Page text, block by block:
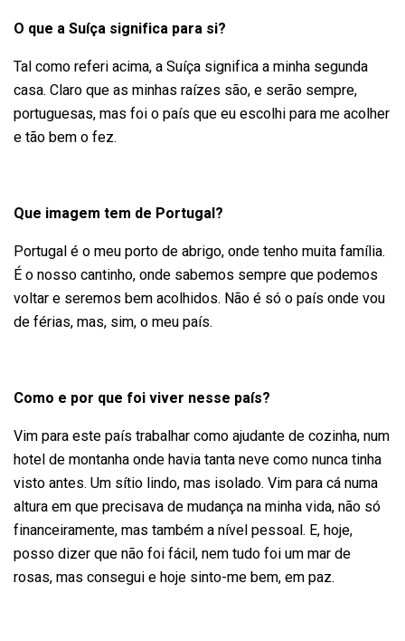
O que a Suíça significa para si?
Tal como referi acima, a Suíça significa a minha segunda
casa. Claro que as minhas raízes são, e serão sempre,
portuguesas, mas foi o país que eu escolhi para me acolher
e tão bem o fez.
Que imagem tem de Portugal?
Portugal é o meu porto de abrigo, onde tenho muita família.
É o nosso cantinho, onde sabemos sempre que podemos
voltar e seremos bem acolhidos. Não é só o país onde vou
de férias, mas, sim, o meu país.
Como e por que foi viver nesse país?
Vim para este país trabalhar como ajudante de cozinha, num
hotel de montanha onde havia tanta neve como nunca tinha
visto antes. Um sítio lindo, mas isolado. Vim para cá numa
altura em que precisava de mudança na minha vida, não só
financeiramente, mas também a nível pessoal. E, hoje,
posso dizer que não foi fácil, nem tudo foi um mar de
rosas, mas consegui e hoje sinto-me bem, em paz.